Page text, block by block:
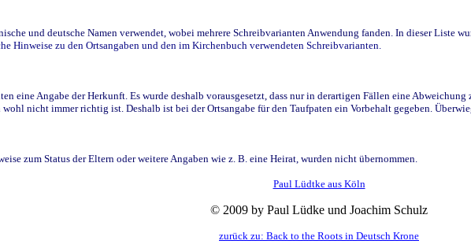
und deutsche Namen verwendet, wobei mehrere Schreibvarianten Anwendung fanden. In dieser Liste
Hinweise zu den Ortsangaben und den im Kirchenbuch verwendeten Schreibvarianten.
eine Angabe der Herkunft. Es wurde deshalb vorausgesetzt, dass nur in derartigen Fällen eine
nicht immer richtig ist. Deshalb ist bei der Ortsangabe für den Taufpaten ein Vorbehalt gegeben.
zum Status der Eltern oder weitere Angaben wie z. B. eine Heirat, wurden nicht übernommen.
Paul Lüdtke aus Köln
© 2009 by Paul Lüdke und Joachim Schulz
zurück zu: Back to the Roots in Deutsch Krone